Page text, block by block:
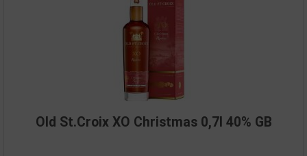
Old St.Croix XO Christmas 0,7l 40% GB